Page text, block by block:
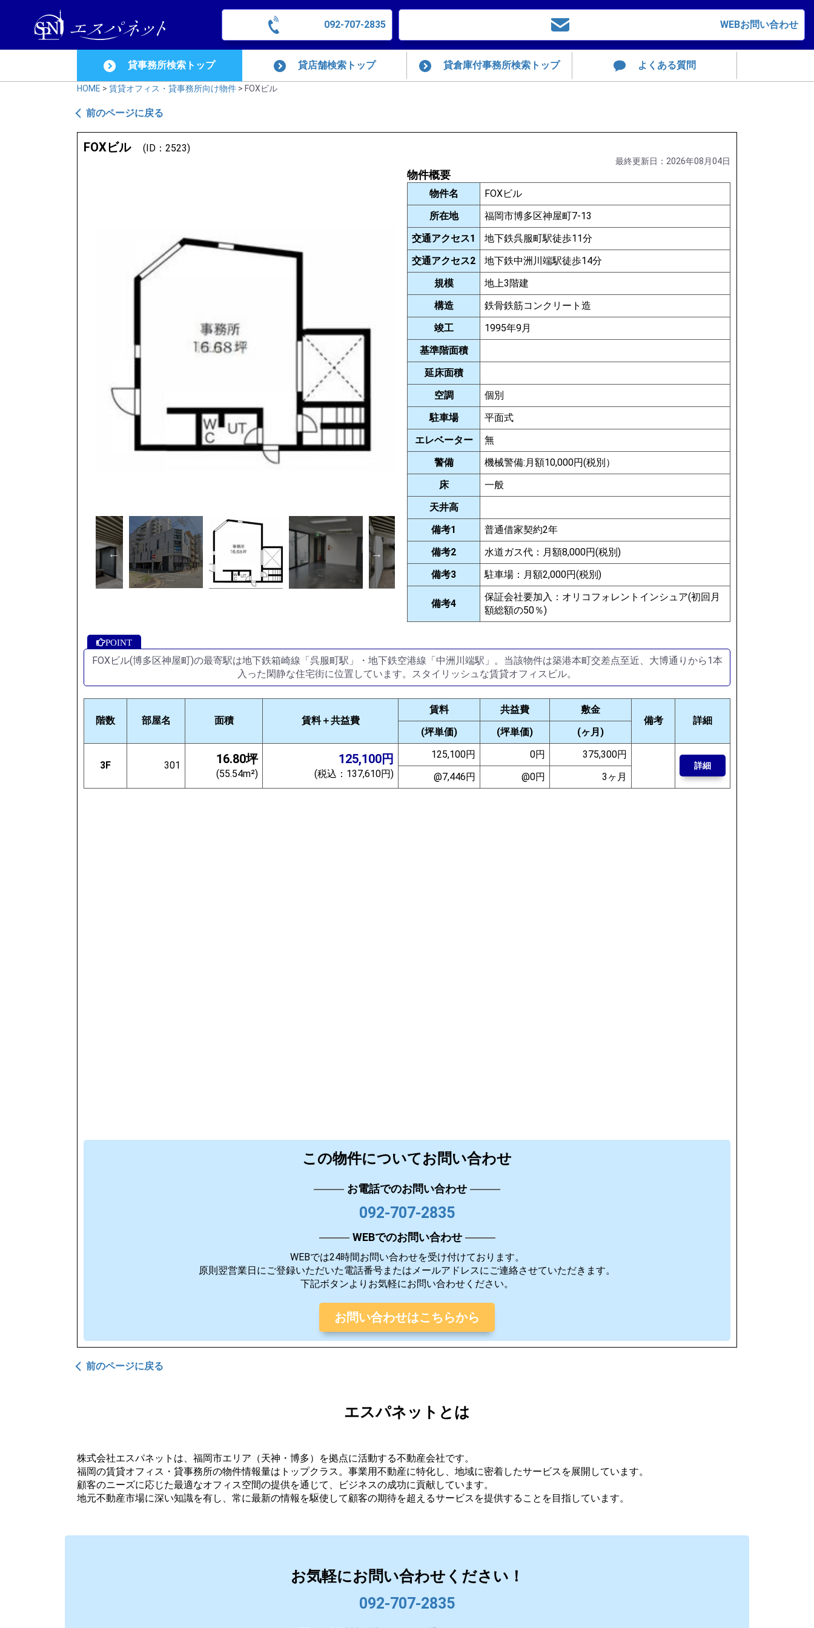
092-707-2835 WEBお問い合わせ
貸事務所検索トップ 貸店舗検索トップ 貸倉庫付事務所検索トップ よくある質問
HOME > 賃貸オフィス・貸事務所向け物件 > FOXビル
前のページに戻る
FOXビル (ID：2523)
最終更新日：2026年08月04日
物件概要
物件名
FOXビル
所在地
福岡市博多区神屋町7-13
交通アクセス1
地下鉄呉服町駅徒歩11分
交通アクセス2
地下鉄中洲川端駅徒歩14分
規模
地上3階建
構造
鉄骨鉄筋コンクリート造
竣工
1995年9月
基準階面積
延床面積
空調
個別
駐車場
平面式
エレベーター
無
警備
機械警備:月額10,000円(税別）
床
一般
天井高
備考1
普通借家契約2年
備考2
水道ガス代：月額8,000円(税別)
備考3
駐車場：月額2,000円(税別)
備考4
保証会社要加入：オリコフォレントインシュア(初回月
額総額の50％)
FOXビル(博多区神屋町)の最寄駅は地下鉄箱崎線「呉服町駅」・地下鉄空港線「中洲川端駅」。当該物件は築港本町交差点至近、大博通りから1本
入った閑静な住宅街に位置しています。スタイリッシュな賃貸オフィスビル。
階数 部屋名 面積 賃料＋共益費
賃料 共益費
敷金
備考
詳細
(坪単価)
(坪単価) (ヶ月)
3F 301 16.80坪
(55.54m²)
125,100円
(税込：137,610円)
125,100円 0円 375,300円
詳細
@7,446円 @0円 3ヶ月
この物件についてお問い合わせ
お電話でのお問い合わせ
092-707-2835
WEBでのお問い合わせ
WEBでは24時間お問い合わせを受け付けております。
原則翌営業日にご登録いただいた電話番号またはメールアドレスにご連絡させていただきます。
下記ボタンよりお気軽にお問い合わせください。
お問い合わせはこちらから
前のページに戻る
エスパネットとは
株式会社エスパネットは、福岡市エリア（天神・博多）を拠点に活動する不動産会社です。
福岡の賃貸オフィス・貸事務所の物件情報量はトップクラス。事業用不動産に特化し、地域に密着したサービスを展開しています。
顧客のニーズに応じた最適なオフィス空間の提供を通じて、ビジネスの成功に貢献しています。
地元不動産市場に深い知識を有し、常に最新の情報を駆使して顧客の期待を超えるサービスを提供することを目指しています。
お気軽にお問い合わせください！
092-707-2835